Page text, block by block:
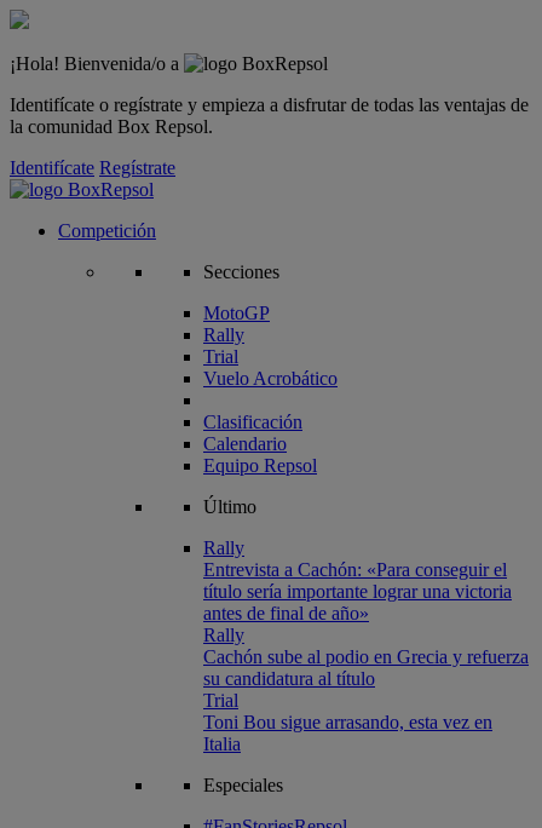
¡Hola! Bienvenida/o a
Identifícate o regístrate y empieza a disfrutar de todas las ventajas de
la comunidad Box Repsol.
Identifícate Regístrate
Competición
Secciones
MotoGP
Rally
Trial
Vuelo Acrobático
Clasificación
Calendario
Equipo Repsol
Último
Rally
Entrevista a Cachón: «Para conseguir el
título sería importante lograr una victoria
antes de final de año»
Rally
Cachón sube al podio en Grecia y refuerza
su candidatura al título
Trial
Toni Bou sigue arrasando, esta vez en
Italia
Especiales